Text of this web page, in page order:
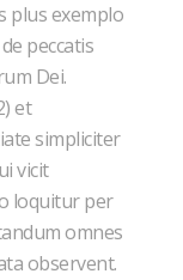
plus exemplo
peccatis
Dei.
et
simpliciter
vicit
loquitur per
omnes
observent.